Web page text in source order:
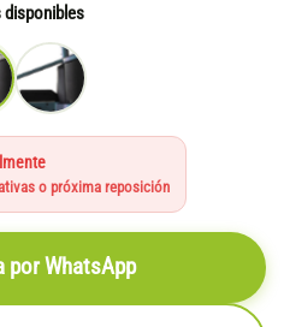
disponibles
o próxima reposición
por WhatsApp